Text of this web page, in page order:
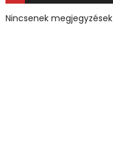
Nincsenek megjegyzések